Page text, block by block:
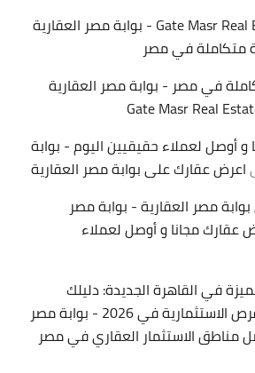
متكاملة في مصر
في مصر - بوابة مصر العقارية
أوصل لعملاء حقيقيين اليوم - بوابة
اعرض عقارك على بوابة مصر العقارية
مصر العقارية - بوابة مصر
عقارك مجانا و أوصل لعملاء
في القاهرة الجديدة: دليلك
الشامل لأفضل الفرص الاستثمارية في 2026 - بوابة مصر
مناطق الاستثمار العقاري في مصر